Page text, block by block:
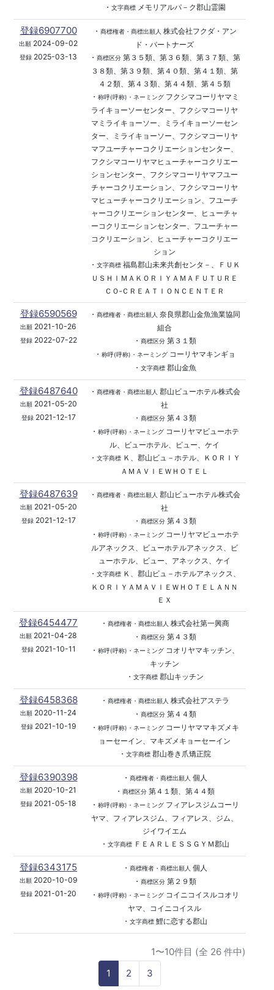
・ 文字商標メモリアルパ－ク郡山霊園
登録6907700
出願 2024-09-02
登録 2025-03-13
・ 商標権者・商標出願人 株式会社フクダ・アン
ド・パートナーズ
・ 商標区分第３５類、第３６類、第３７類、第
３８類、第３９類、第４０類、第４１類、第
４２類、第４３類、第４４類、第４５類
・ 称呼(呼称)・ネーミングフクシマコーリヤマミ
ライキョーソーセンター、フクシマコーリヤ
マミライキョーソー、ミライキョーソーセン
ター、ミライキョーソー、フクシマコーリヤ
マフユーチャーコクリエーションセンター、
フクシマコーリヤマヒューチャーコクリエー
ションセンター、フクシマコーリヤマフユー
チャーコクリエーション、フクシマコーリヤ
マヒューチャーコクリエーション、フユーチ
ャーコクリエーションセンター、ヒューチャ
ーコクリエーションセンター、フユーチャー
コクリエーション、ヒューチャーコクリエー
ション
・ 文字商標福島郡山未来共創センタ－、ＦＵＫ
ＵＳＨＩＭＡＫＯＲＩＹＡＭＡＦＵＴＵＲＥ
ＣＯ‐ＣＲＥＡＴＩＯＮＣＥＮＴＥＲ
登録6590569
出願 2021-10-26
登録2022-07-22
・ 商標権者・商標出願人 奈良県郡山金魚漁業協同
組合
・ 商標区分第３１類
・ 称呼(呼称)・ネーミングコーリヤマキンギョ
・ 文字商標郡山金魚
登録6487640
出願2021-05-20
登録2021-12-17
・ 商標権者・商標出願人 郡山ビューホテル株式会
社
・ 商標区分第４３類
・ 称呼(呼称)・ネーミングコーリヤマビューホテ
ル、ビューホテル、ビュー、ケイ
・ 文字商標Ｋ、郡山ビュ－ホテル、ＫＯＲＩＹ
ＡＭＡＶＩＥＷＨＯＴＥＬ
登録6487639
出願2021-05-20
登録2021-12-17
・ 商標権者・商標出願人 郡山ビューホテル株式会
社
・ 商標区分第４３類
・ 称呼(呼称)・ネーミングコーリヤマビューホテ
ルアネックス、ビューホテルアネックス、ビ
ューホテル、ビュー、アネックス、ケイ
・ 文字商標Ｋ、郡山ビュ－ホテルアネックス、
ＫＯＲＩＹＡＭＡＶＩＥＷＨＯＴＥＬＡＮＮ
ＥＸ
登録6454477
出願 2021-04-28
登録2021-10-11
・ 商標権者・商標出願人 株式会社第一興商
・ 商標区分第４３類
・ 称呼(呼称)・ネーミングコオリヤマキッチン、
キッチン
・ 文字商標郡山キッチン
登録6458368
出願 2020-11-24
登録2021-10-19
・ 商標権者・商標出願人 株式会社アステラ
・ 商標区分第４４類
・ 称呼(呼称)・ネーミングコーリヤママキズメキ
ョーセーイン、マキズメキョーセーイン
・ 文字商標郡山巻き爪矯正院
登録6390398
出願 2020-10-21
登録 2021-05-18
・ 商標権者・商標出願人 個人
・ 商標区分第４１類、第４４類
・ 称呼(呼称)・ネーミングフィアレスジムコーリ
ヤマ、フィアレスジム、フィアレス、ジム、
ジイワイエム
・ 文字商標ＦＥＡＲＬＥＳＳＧＹＭ郡山
登録6343175
出願2020-10-09
登録 2021-01-20
・ 商標権者・商標出願人 個人
・ 商標区分第２９類
・ 称呼(呼称)・ネーミングコイニコイスルコオリ
ヤマ、コイニコイスル
・ 文字商標鯉に恋する郡山
1〜10件目 (全 26 件中)
1
2 3